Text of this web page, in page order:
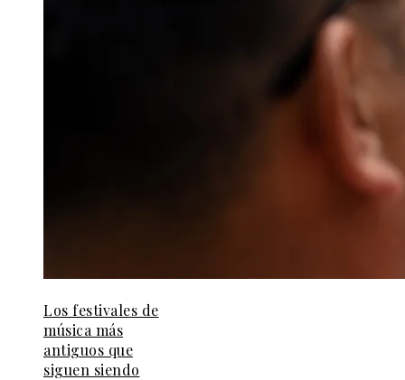
Los festivales de
música más
antiguos que
siguen siendo